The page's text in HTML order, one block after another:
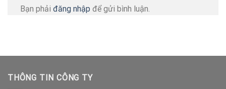
Bạn phải đăng nhập để gửi bình luận.
THÔNG TIN CÔNG TY